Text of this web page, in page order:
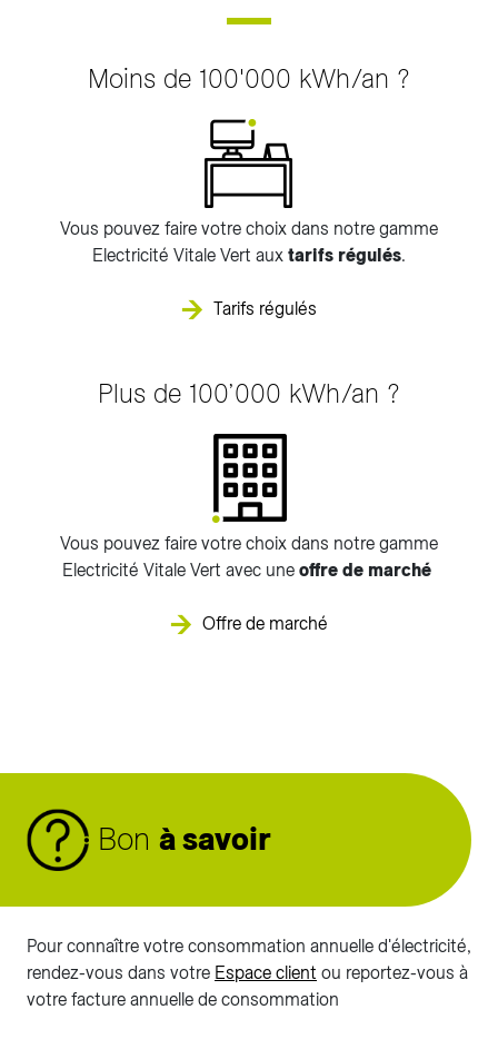
Moins de 100'000 kWh/an ?
Vous pouvez faire votre choix dans notre gamme
Electricité Vitale Vert aux tarifs régulés.
Tarifs régulés
Plus de 100’000 kWh/an ?
Vous pouvez faire votre choix dans notre gamme
Electricité Vitale Vert avec une offre de marché
Offre de marché
Bon à savoir
Pour connaître votre consommation annuelle d'électricité,
rendez-vous dans votre Espace client ou reportez-vous à
votre facture annuelle de consommation